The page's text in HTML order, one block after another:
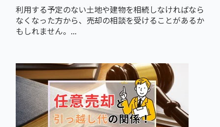
利用する予定のない土地や建物を相続しなければなら
なくなった方から、売却の相談を受けることがあるか
もしれません。...